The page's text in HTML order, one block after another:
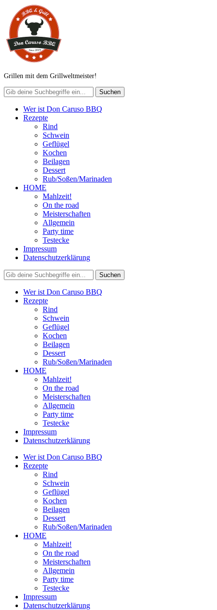
Grillen mit dem Grillweltmeister!
Wer ist Don Caruso BBQ
Rezepte
Rind
Schwein
Geflügel
Kochen
Beilagen
Dessert
Rub/Soßen/Marinaden
HOME
Mahlzeit!
On the road
Meisterschaften
Allgemein
Party time
Testecke
Impressum
Datenschutzerklärung
Wer ist Don Caruso BBQ
Rezepte
Rind
Schwein
Geflügel
Kochen
Beilagen
Dessert
Rub/Soßen/Marinaden
HOME
Mahlzeit!
On the road
Meisterschaften
Allgemein
Party time
Testecke
Impressum
Datenschutzerklärung
Wer ist Don Caruso BBQ
Rezepte
Rind
Schwein
Geflügel
Kochen
Beilagen
Dessert
Rub/Soßen/Marinaden
HOME
Mahlzeit!
On the road
Meisterschaften
Allgemein
Party time
Testecke
Impressum
Datenschutzerklärung